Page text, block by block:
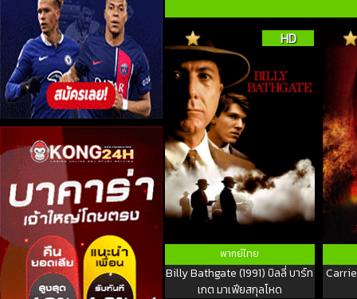
HD
พากย์ไทย
Billy Bathgate (1991) บิลลี่ บาร์ท
เกต มาเฟียสกุลโหด